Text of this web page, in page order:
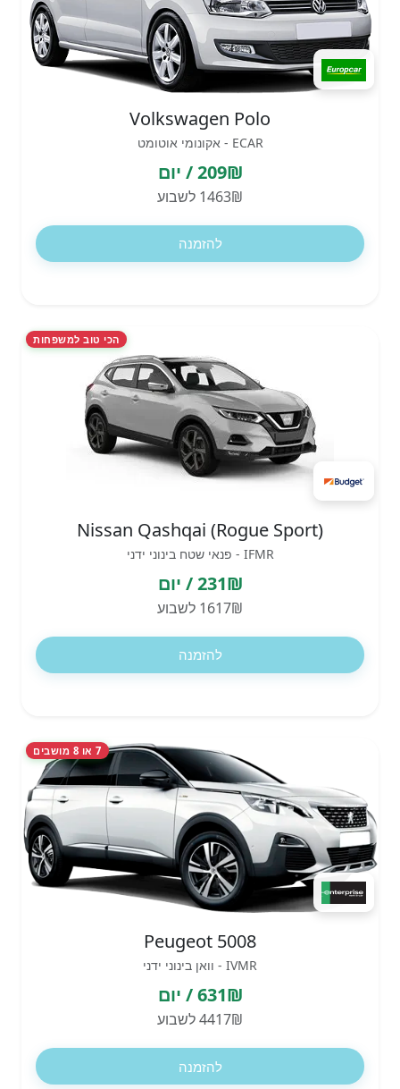
Volkswagen Polo
ECAR - אקונומי אוטומט
209₪ / יום
1463₪ לשבוע
להזמנה
הכי טוב למשפחות
Nissan Qashqai (Rogue Sport)
IFMR - פנאי שטח בינוני ידני
231₪ / יום
1617₪ לשבוע
להזמנה
7 או 8 מושבים
Peugeot 5008
IVMR - וואן בינוני ידני
631₪ / יום
4417₪ לשבוע
להזמנה